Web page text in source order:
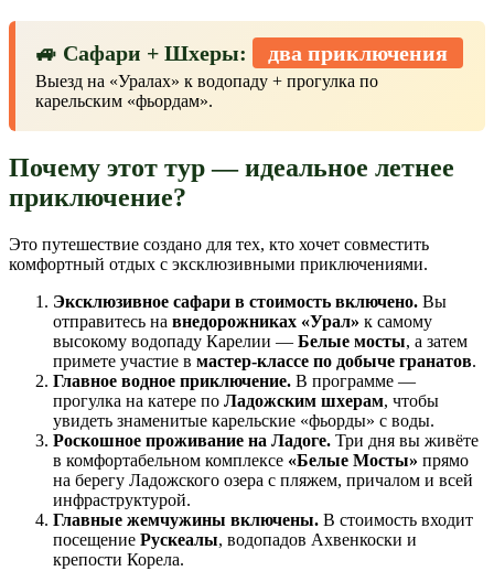
🚙 Сафари + Шхеры: два приключения
Выезд на «Уралах» к водопаду + прогулка по
карельским «фьордам».
Почему этот тур — идеальное летнее
приключение?
Это путешествие создано для тех, кто хочет совместить
комфортный отдых с эксклюзивными приключениями.
Эксклюзивное сафари в стоимость включено. Вы
отправитесь на внедорожниках «Урал» к самому
высокому водопаду Карелии — Белые мосты, а затем
примете участие в мастер-классе по добыче гранатов.
Главное водное приключение. В программе —
прогулка на катере по Ладожским шхерам, чтобы
увидеть знаменитые карельские «фьорды» с воды.
Роскошное проживание на Ладоге. Три дня вы живёте
в комфортабельном комплексе «Белые Мосты» прямо
на берегу Ладожского озера с пляжем, причалом и всей
инфраструктурой.
Главные жемчужины включены. В стоимость входит
посещение Рускеалы, водопадов Ахвенкоски и
крепости Корела.